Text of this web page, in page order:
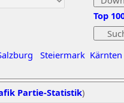
Steiermark Kärnten
Top
Partie-Statistik)